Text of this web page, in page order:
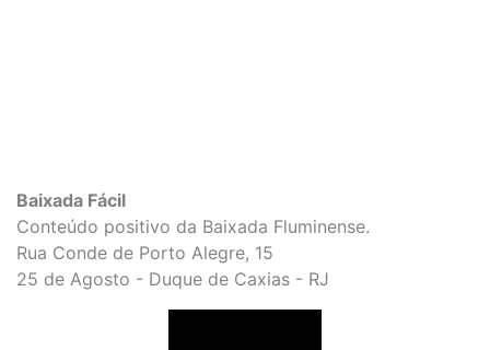
Baixada Fácil
Conteúdo positivo da Baixada Fluminense.
Rua Conde de Porto Alegre, 15
25 de Agosto - Duque de Caxias - RJ